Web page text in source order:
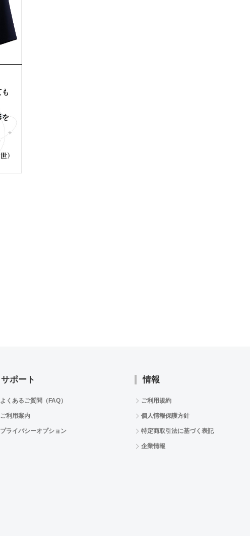
サポート
よくあるご質問（FAQ）
ご利用案内
プライバシーオプション
情報
ご利用規約
個人情報保護方針
特定商取引法に基づく表記
企業情報